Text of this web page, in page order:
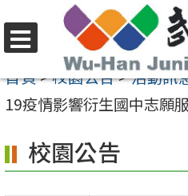
至
要
容
區
選
單
首頁>校園公告>活動訊
19疫情影響衍生國中志願
校園公告